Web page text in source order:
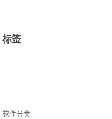
标签
软件分类